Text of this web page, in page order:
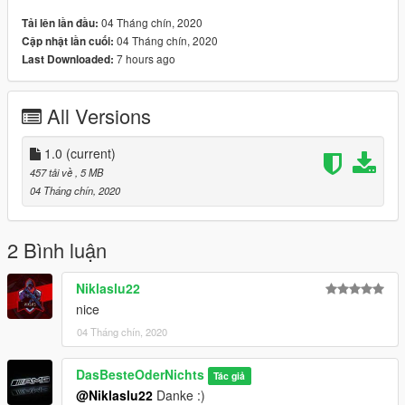
Credits:
Car Model: Scroloton
Skin: DasBesteOderNichts
Tải lên lần đầu: 04 Tháng chín, 2020
Cập nhật lần cuối: 04 Tháng chín, 2020
Last Downloaded: 7 hours ago
All Versions
1.0 (current)
457 tải về , 5 MB
04 Tháng chín, 2020
2 Bình luận
Niklaslu22
nice
04 Tháng chín, 2020
DasBesteOderNichts Tác giả
@Niklaslu22 Danke :)